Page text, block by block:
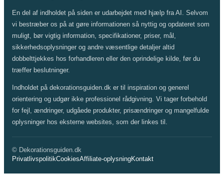
En del af indholdet på siden er udarbejdet med hjælp fra AI. Selvom
vi bestræber os på at gøre informationen så nyttig og opdateret som
muligt, bør vigtig information, specifikationer, priser, mål,
sikkerhedsoplysninger og andre væsentlige detaljer altid
dobbelttjekkes hos forhandleren eller den oprindelige kilde, før du
træffer beslutninger.
Indholdet på dekorationsguiden.dk er til inspiration og generel
orientering og udgør ikke professionel rådgivning. Vi tager forbehold
for fejl, ændringer, udgåede produkter, prisændringer og mangelfulde
oplysninger hos eksterne websites, som der linkes til.
© Dekorationsguiden.dk
PrivatlivspolitikCookiesAffiliate-oplysningKontakt